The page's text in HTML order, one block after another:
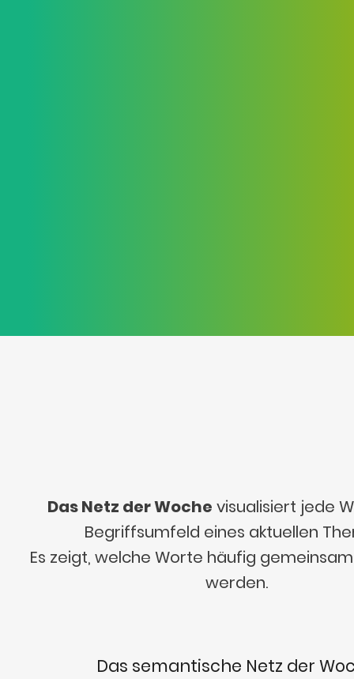
Das Netz der Woche visualisiert jede
Begriffsumfeld eines aktuellen
Es zeigt, welche Worte häufig
werden.
Das semantische Netz der